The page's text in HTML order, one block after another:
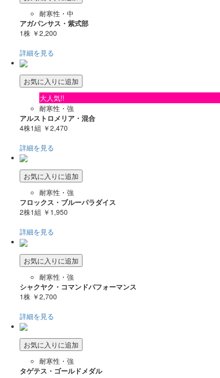
耐寒性・中
アガパンサス・紫式部
1株 ￥2,200
詳細を見る
お気に入りに追加
大人気!!
耐寒性・強
アルストロメリア・混合
4株1組 ￥2,470
詳細を見る
お気に入りに追加
耐寒性・強
フロックス・ブルーパラダイス
2株1組 ￥1,950
詳細を見る
お気に入りに追加
耐寒性・強
シャクヤク・コマンドパフォーマンス
1株 ￥2,700
詳細を見る
お気に入りに追加
耐寒性・強
タゲテス・ゴールドメダル